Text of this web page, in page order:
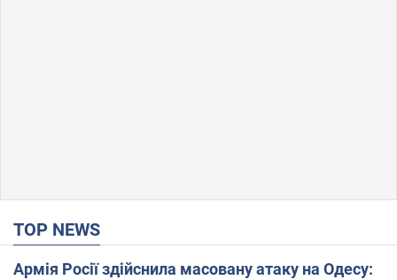
TOP NEWS
Армія Росії здійснила масовану атаку на Одесу: